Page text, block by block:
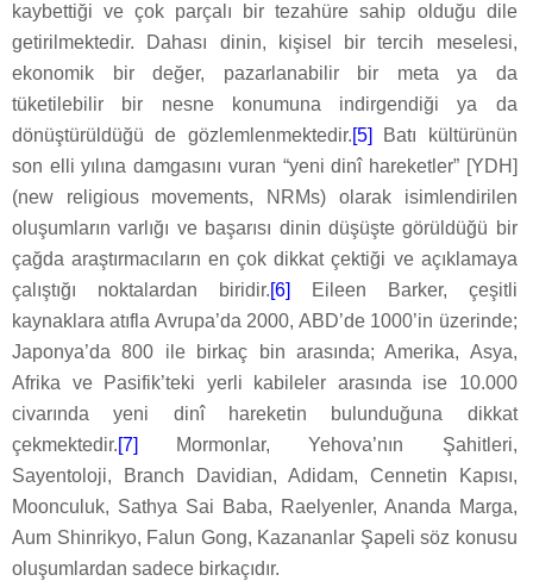
kaybettiği ve çok parçalı bir tezahüre sahip olduğu dile
getirilmektedir. Dahası dinin, kişisel bir tercih meselesi,
ekonomik bir değer, pazarlanabilir bir meta ya da
tüketilebilir bir nesne konumuna indirgendiği ya da
dönüştürüldüğü de gözlemlenmektedir.[5]
Batı kültürünün
son elli yılına damgasını vuran “yeni dinî hareketler” [YDH]
(new religious movements, NRMs) olarak isimlendirilen
oluşumların varlığı ve başarısı dinin düşüşte görüldüğü bir
çağda araştırmacıların en çok dikkat çektiği ve açıklamaya
çalıştığı noktalardan biridir.[6]
Eileen Barker, çeşitli
kaynaklara atıfla Avrupa’da 2000, ABD’de 1000’in üzerinde;
Japonya’da 800 ile birkaç bin arasında; Amerika, Asya,
Afrika ve Pasifik’teki yerli kabileler arasında ise 10.000
civarında yeni dinî hareketin bulunduğuna dikkat
çekmektedir.[7]
Mormonlar, Yehova’nın Şahitleri,
Sayentoloji, Branch Davidian, Adidam, Cennetin Kapısı,
Moonculuk, Sathya Sai Baba, Raelyenler, Ananda Marga,
Aum Shinrikyo, Falun Gong, Kazananlar Şapeli söz konusu
oluşumlardan sadece birkaçıdır.